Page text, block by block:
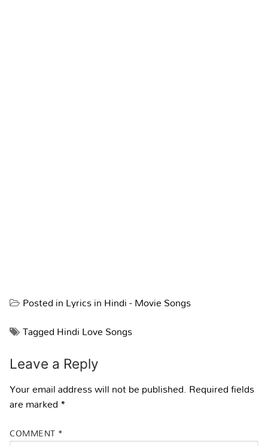
Posted inLyrics in Hindi - Movie Songs
TaggedHindi Love Songs
Leave a Reply
Your email address will not be published. Required fields
are marked*
COMMENT *